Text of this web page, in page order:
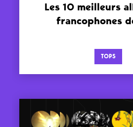
Les 10 meilleurs
francophones
TOPS